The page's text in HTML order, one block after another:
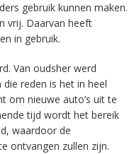
gebruik kunnen maken.
vrij. Daarvan heeft
in gebruik.
Van oudsher werd
reden is het in heel
om nieuwe auto’s uit te
tijd wordt het bereik
waardoor de
ontvangen zullen zijn.